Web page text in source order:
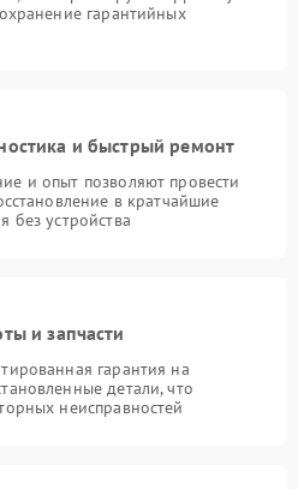
гарантийных
и быстрый ремонт
и опыт позволяют провести
в кратчайшие
без устройства
и запчасти
гарантия на
детали, что
неисправностей